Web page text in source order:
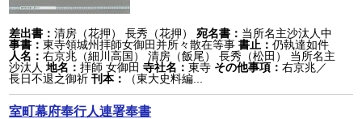
差出書：清房（花押） 長秀（花押） 宛名書： 当所名主沙汰人中
事書：東寺領城州拝師女御田并所々散在等事書止：仍執達如件
人名：右京兆（細川高国） 清房（飯尾） 長秀（松田） 当所名主
沙汰人 地名：拝師 女御田 寺社名：東寺 その他事項：右京兆／
長日不退之御祈 刊本： （東大史料編...
室町幕府奉行人連署奉書